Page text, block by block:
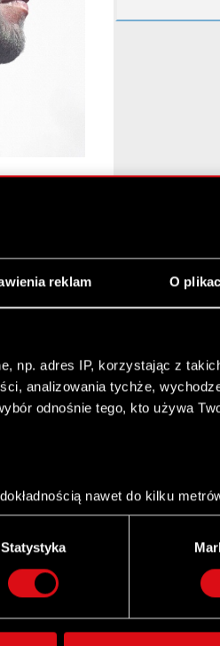
reklam O
np. adres IP, korzystając z
analizowania tychże,
odnośnie tego, kto używa
nawet do kilku
je zbiory danych
oraz ustaw własne
swoją zgodę w dowolnej chwili.
oferować funkcje
Statystyka